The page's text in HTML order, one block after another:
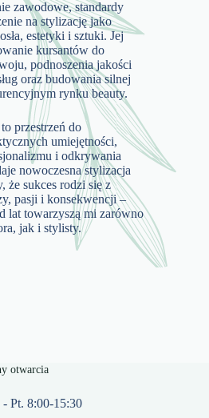
zawodowe, standardy
na stylizację jako
estetyki i sztuki. Jej
kursantów do
podnoszenia jakości
oraz budowania silnej
rynku beauty.
przestrzeń do
umiejętności,
i odkrywania
nowoczesna stylizacja
że sukces rodzi się z
pasji i konsekwencji –
lat towarzyszą mi zarówno
jak i stylisty.
otwarcia
- Pt. 8:00-15:30